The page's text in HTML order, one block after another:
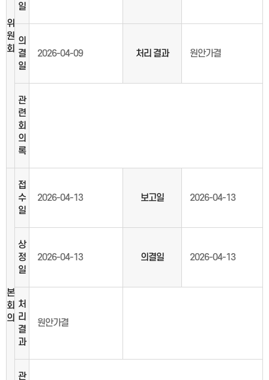
위
원
회
일
의
결
일
2026-04-09 처리 결과 원안가결
관
련
회
의
록
본
회
의
접
수
일
2026-04-13 보고일 2026-04-13
상
정
일
2026-04-13 의결일 2026-04-13
처
리
결
과
원안가결
관